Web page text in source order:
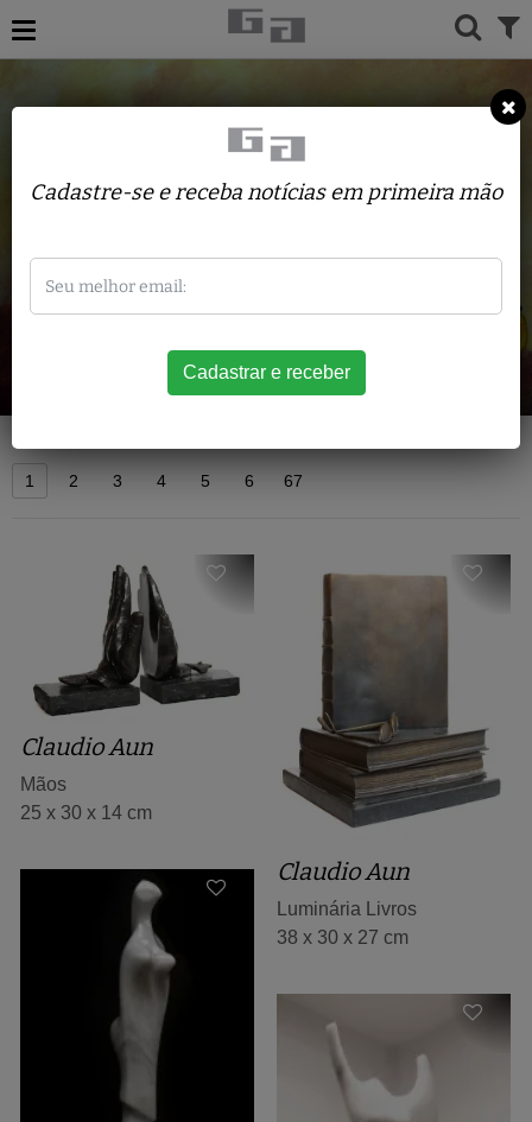
Acervo
1 2 3 4 5 6 67
Claudio Aun
Mãos
25 x 30 x 14 cm
Claudio Aun
Luminária Livros
38 x 30 x 27 cm
Cadastre-se e receba notícias em primeira mão